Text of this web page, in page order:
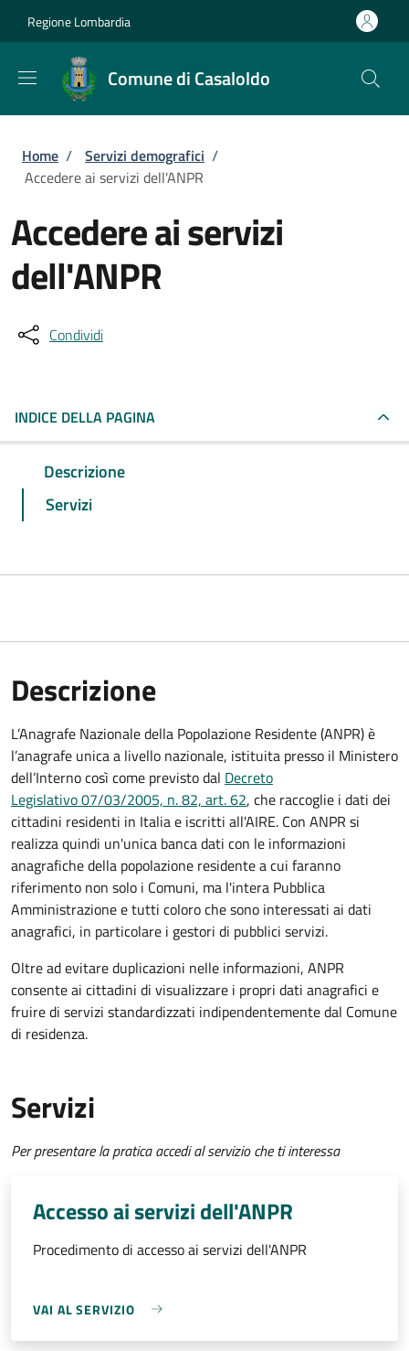
Regione Lombardia
Comune di Casaloldo
Briciole di pane
Home / Servizi demografici /
Accedere ai servizi dell'ANPR
Accedere ai servizi
dell'ANPR
Condividi
INDICE DELLA PAGINA
Descrizione
Servizi
Descrizione
L’Anagrafe Nazionale della Popolazione Residente (ANPR) è
l’anagrafe unica a livello nazionale, istituita presso il Ministero
dell’Interno così come previsto dal Decreto
Legislativo 07/03/2005, n. 82, art. 62, che raccoglie i dati dei
cittadini residenti in Italia e iscritti all'AIRE. Con ANPR si
realizza quindi un'unica banca dati con le informazioni
anagrafiche della popolazione residente a cui faranno
riferimento non solo i Comuni, ma l'intera Pubblica
Amministrazione e tutti coloro che sono interessati ai dati
anagrafici, in particolare i gestori di pubblici servizi.
Oltre ad evitare duplicazioni nelle informazioni, ANPR
consente ai cittadini di visualizzare i propri dati anagrafici e
fruire di servizi standardizzati indipendentemente dal Comune
di residenza.
Servizi
Per presentare la pratica accedi al servizio che ti interessa
Accesso ai servizi dell'ANPR
Procedimento di accesso ai servizi dell'ANPR
VAI AL SERVIZIO